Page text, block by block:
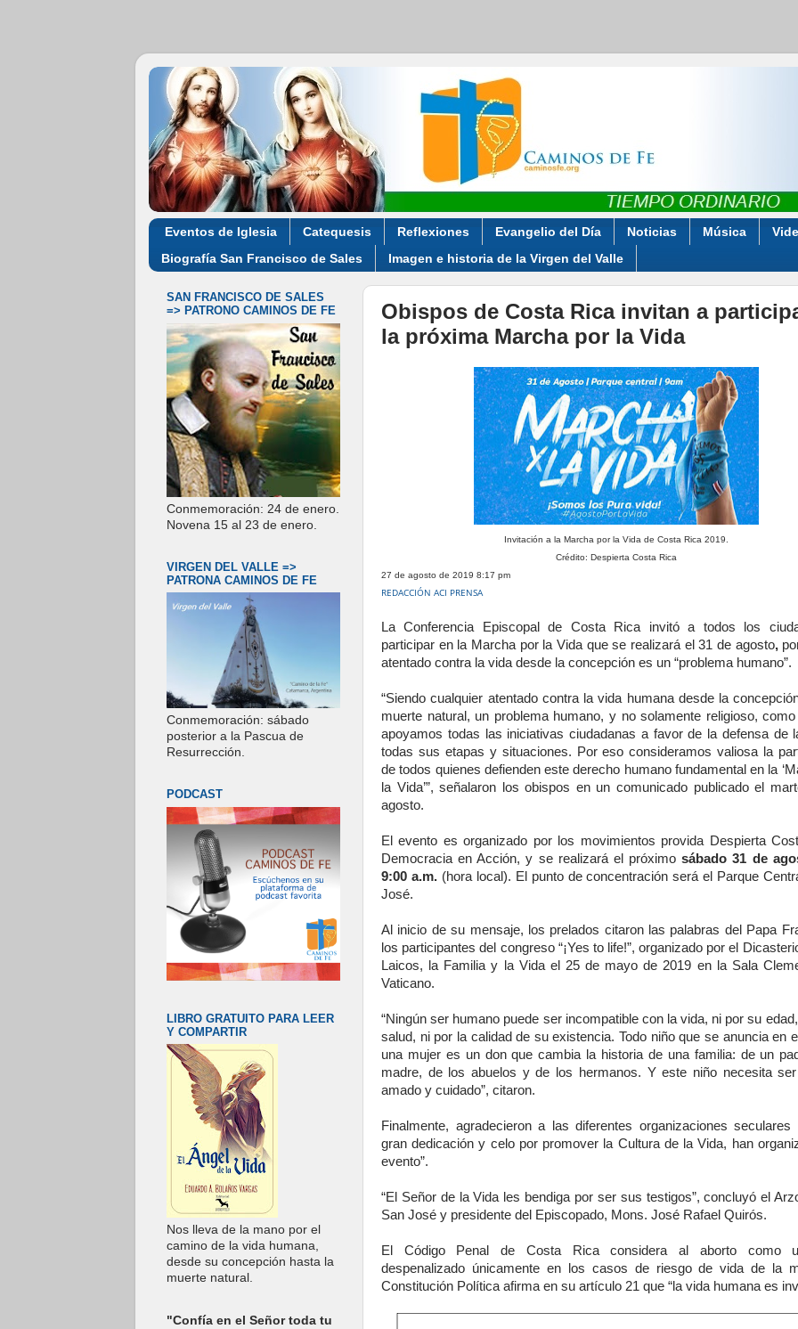
Eventos de Iglesia Catequesis Reflexiones Evangelio del Día Noticias Música
Biografía San Francisco de Sales
Imagen e historia de la Virgen del Valle
Obispos de Costa Rica invitan a
la próxima Marcha por la Vida
Invitación a la Marcha por la Vida de Costa Rica 2019.
Crédito: Despierta Costa Rica
27 de agosto de 2019 8:17 pm
REDACCIÓN ACI PRENSA
La Conferencia Episcopal de Costa Rica invitó a todos los
participar en la Marcha por la Vida que se realizará el 31 de agosto,
atentado contra la vida desde la concepción es un “problema humano”.
“Siendo cualquier atentado contra la vida humana desde la
muerte natural, un problema humano, y no solamente religioso,
apoyamos todas las iniciativas ciudadanas a favor de la defensa de
todas sus etapas y situaciones. Por eso consideramos valiosa la
de todos quienes defienden este derecho humano fundamental en la
la Vida’”, señalaron los obispos en un comunicado publicado el
agosto.
El evento es organizado por los movimientos provida Despierta
Democracia en Acción, y se realizará el próximosábado 31 de
9:00 a.m.(hora local). El punto de concentración será el Parque
José.
Al inicio de su mensaje, los prelados citaron las palabras del Papa
los participantes del congreso “¡Yes to life!”, organizado por el
Laicos, la Familia y la Vida el 25 de mayo de 2019 en la Sala
Vaticano.
“Ningún ser humano puede ser incompatible con la vida, ni por su
salud, ni por la calidad de su existencia. Todo niño que se anuncia en
una mujer es un don que cambia la historia de una familia: de un
madre, de los abuelos y de los hermanos. Y este niño necesita ser
amado y cuidado”, citaron.
Finalmente, agradecieron a las diferentes organizaciones seculares
gran dedicación y celo por promover la Cultura de la Vida, han
evento”.
“El Señor de la Vida les bendiga por ser sus testigos”, concluyó el
San José y presidente del Episcopado, Mons. José Rafael Quirós.
El Código Penal de Costa Rica considera al aborto como
despenalizado únicamente en los casos de riesgo de vida de la
Constitución Política afirma en su artículo 21 que “la vida humana es
SAN FRANCISCO DE SALES
=> PATRONO CAMINOS DE FE
Conmemoración: 24 de enero.
Novena 15 al 23 de enero.
VIRGEN DEL VALLE =>
PATRONA CAMINOS DE FE
Conmemoración: sábado
posterior a la Pascua de
Resurrección.
PODCAST
LIBRO GRATUITO PARA LEER
Y COMPARTIR
Nos lleva de la mano por el
camino de la vida humana,
desde su concepción hasta la
muerte natural.
"Confía en el Señor toda tu